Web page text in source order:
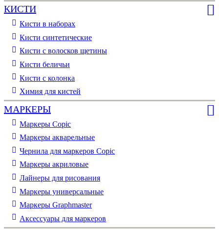
КИСТИ
Кисти в наборах
Кисти синтетические
Кисти с волосков щетины
Кисти беличьи
Кисти с колонка
Химия для кистей
МАРКЕРЫ
Маркеры Copic
Маркеры акварельные
Чернила для маркеров Copic
Маркеры акриловые
Лайнеры для рисования
Маркеры универсальные
Маркеры Graphmaster
Аксессуары для маркеров